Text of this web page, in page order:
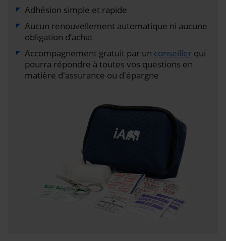
Adhésion simple et rapide
Aucun renouvellement automatique ni aucune
obligation d’achat
Accompagnement gratuit par un conseiller qui
pourra répondre à toutes vos questions en
matière d'assurance ou d'épargne